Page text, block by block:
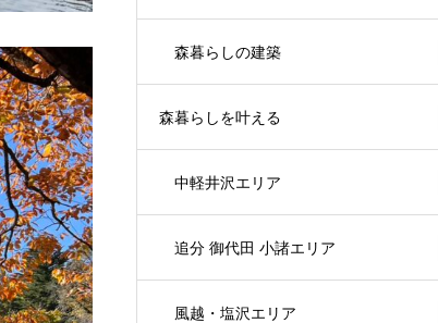
森暮らしの建築
森暮らしを叶える
中軽井沢エリア
追分 御代田 小諸エリア
風越・塩沢エリア